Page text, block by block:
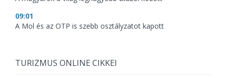
09:01
A Mol és az OTP is szebb osztályzatot kapott
TURIZMUS ONLINE CIKKEI